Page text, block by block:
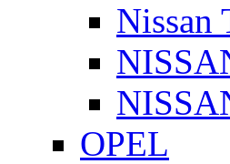
Nissan
OPEL